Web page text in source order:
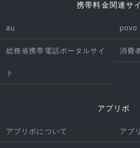
携帯料金関連サ
au povo
総務省携帯電話ポータルサイ
ト
消費
アプリポ
アプリポについて アプ